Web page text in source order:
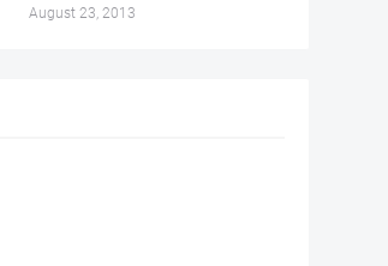
August 23, 2013